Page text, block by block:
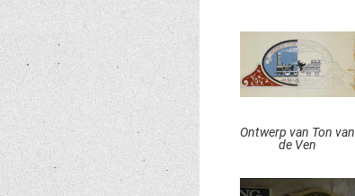
Ontwerp van Ton van
de Ven